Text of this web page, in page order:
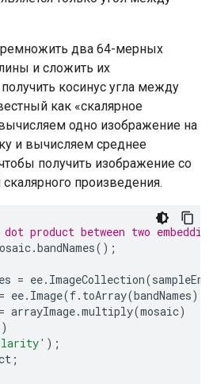
два 64-мерных
и сложить их
косинус угла между
как «скалярное
одно изображение на
и вычисляем среднее
получить изображение со
произведения.
product between two
.bandNames();
= ee. ImageCollection(
= ee. Image(f. toArray(bandNames)).
= arrayImage.multiply(mosaic)
)
);
;